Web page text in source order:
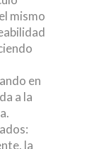
mismo
en
a la
la